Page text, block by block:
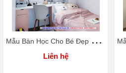
M
ẫu Bàn Học Cho Bé Đẹp Rẻ Home 3D
Liên hệ